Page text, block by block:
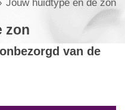
Jouw huidtype en de zon
zon
van de